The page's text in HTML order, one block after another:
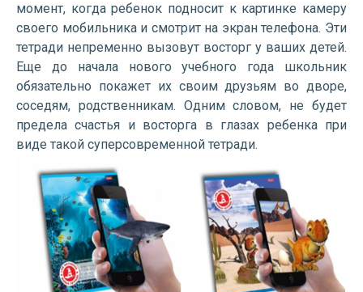
момент, когда ребенок подносит к картинке камеру
своего мобильника и смотрит на экран телефона. Эти
тетради непременно вызовут восторг у ваших детей.
Еще до начала нового учебного года школьник
обязательно покажет их своим друзьям во дворе,
соседям, родственникам. Одним словом, не будет
предела счастья и восторга в глазах ребенка при
виде такой суперсовременной тетради.